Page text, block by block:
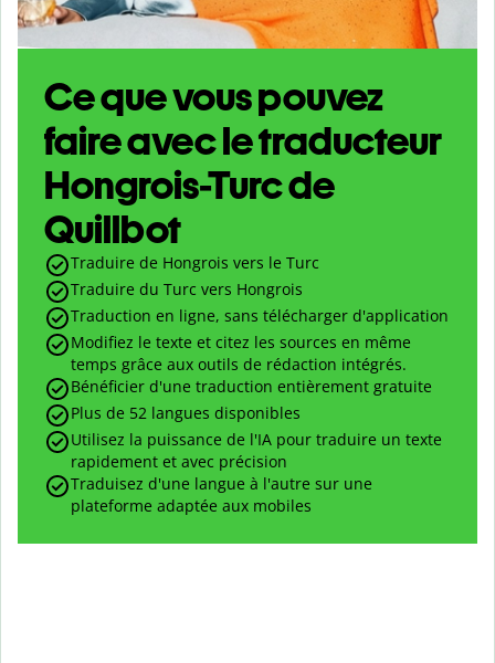
Ce que vous pouvez
faire avec le traducteur
Hongrois-Turc de
Quillbot
Traduire de Hongrois vers le Turc
Traduire du Turc vers Hongrois
Traduction en ligne, sans télécharger d'application
Modifiez le texte et citez les sources en même
temps grâce aux outils de rédaction intégrés.
Bénéficier d'une traduction entièrement gratuite
Plus de 52 langues disponibles
Utilisez la puissance de l'IA pour traduire un texte
rapidement et avec précision
Traduisez d'une langue à l'autre sur une
plateforme adaptée aux mobiles